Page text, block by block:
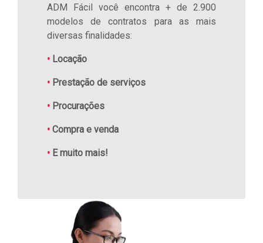
ADM Fácil você encontra + de 2.900
modelos de contratos para as mais
diversas finalidades:
• Locação
• Prestação de serviços
• Procurações
• Compra e venda
• E muito mais!